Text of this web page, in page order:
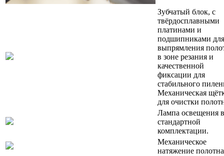
Зубчатый блок, с
твёрдосплавными
платинами и
подшипниками для
выпрямления
в зоне резания и
качественной
фиксации для
стабильного
Механическая
для очистки
Лампа освещения в
стандартной
комплектации.
Механическое
натяжение